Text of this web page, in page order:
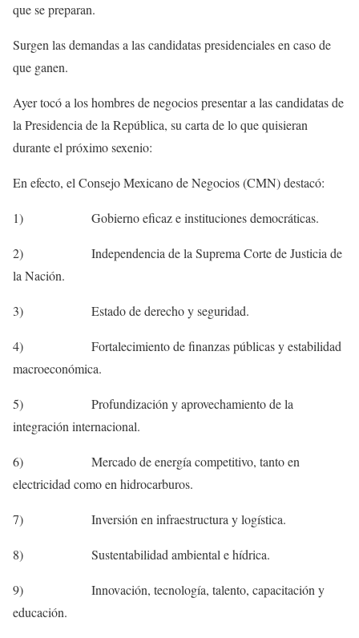
que se preparan.
Surgen las demandas a las candidatas presidenciales en caso de
que ganen.
Ayer tocó a los hombres de negocios presentar a las candidatas de
la Presidencia de la República, su carta de lo que quisieran
durante el próximo sexenio:
En efecto, el Consejo Mexicano de Negocios (CMN) destacó:
1) Gobierno eficaz e instituciones democráticas.
2) Independencia de la Suprema Corte de Justicia de
la Nación.
3) Estado de derecho y seguridad.
4) Fortalecimiento de finanzas públicas y estabilidad
macroeconómica.
5) Profundización y aprovechamiento de la
integración internacional.
6) Mercado de energía competitivo, tanto en
electricidad como en hidrocarburos.
7) Inversión en infraestructura y logística.
8) Sustentabilidad ambiental e hídrica.
9) Innovación, tecnología, talento, capacitación y
educación.